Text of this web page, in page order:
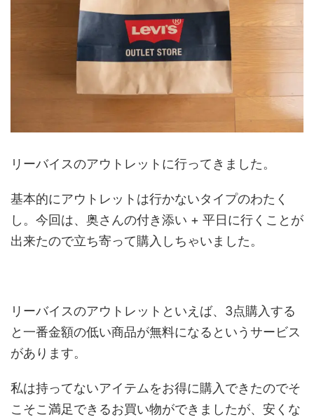
リーバイスのアウトレットに行ってきました。
基本的にアウトレットは行かないタイプのわたく
し。今回は、奥さんの付き添い + 平日に行くことが
出来たので立ち寄って購入しちゃいました。
リーバイスのアウトレットといえば、3点購入する
と一番金額の低い商品が無料になるというサービス
があります。
私は持ってないアイテムをお得に購入できたのでそ
こそこ満足できるお買い物ができましたが、安くな